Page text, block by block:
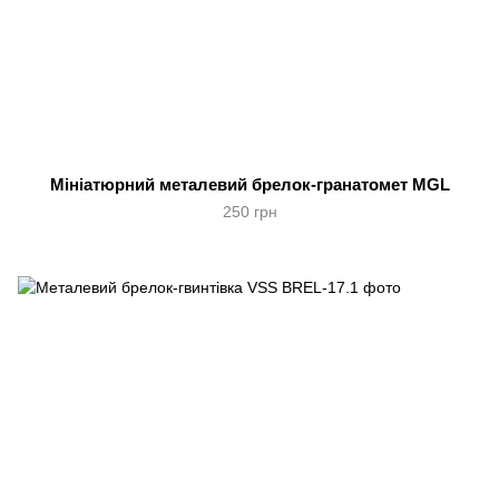
Мініатюрний металевий брелок-гранатомет MGL
250 грн